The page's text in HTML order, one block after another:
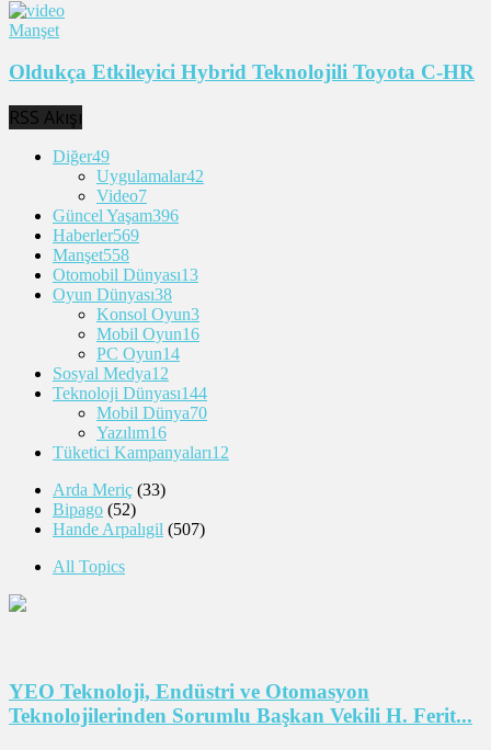
Manşet
Oldukça Etkileyici Hybrid Teknolojili Toyota C-HR
RSS Akışı
Diğer49
Uygulamalar42
Video7
Güncel Yaşam396
Haberler569
Manşet558
Otomobil Dünyası13
Oyun Dünyası38
Konsol Oyun3
Mobil Oyun16
PC Oyun14
Sosyal Medya12
Teknoloji Dünyası144
Mobil Dünya70
Yazılım16
Tüketici Kampanyaları12
Arda Meriç (33)
Bipago (52)
Hande Arpalıgil (507)
All Topics
YEO Teknoloji, Endüstri ve Otomasyon
Teknolojilerinden Sorumlu Başkan Vekili H. Ferit...